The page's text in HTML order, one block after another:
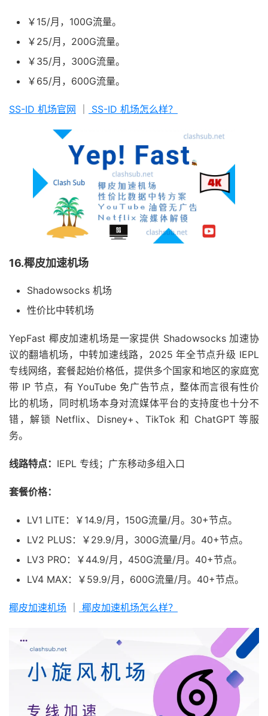
￥15/月，100G流量。
￥25/月，200G流量。
￥35/月，300G流量。
￥65/月，600G流量。
SS-ID 机场官网 SS-ID 机场怎么样？
16.椰皮加速机场
Shadowsocks 机场
性价比中转机场
YepFast 椰皮加速机场是一家提供 Shadowsocks 加速协
议的翻墙机场，中转加速线路，2025 年全节点升级 IEPL
专线网络，套餐起始价格低，提供多个国家和地区的家庭宽
带 IP 节点，有 YouTube 免广告节点，整体而言很有性价
比的机场，同时机场本身对流媒体平台的支持度也十分不
错，解锁 Netflix、Disney+、TikTok 和 ChatGPT 等服
务。
线路特点： IEPL 专线；广东移动多组入口
套餐价格：
LV1 LITE：￥14.9/月，150G流量/月。30+节点。
LV2 PLUS：￥29.9/月，300G流量/月。40+节点。
LV3 PRO：￥44.9/月，450G流量/月。40+节点。
LV4 MAX：￥59.9/月，600G流量/月。40+节点。
椰皮加速机场 椰皮加速机场怎么样？